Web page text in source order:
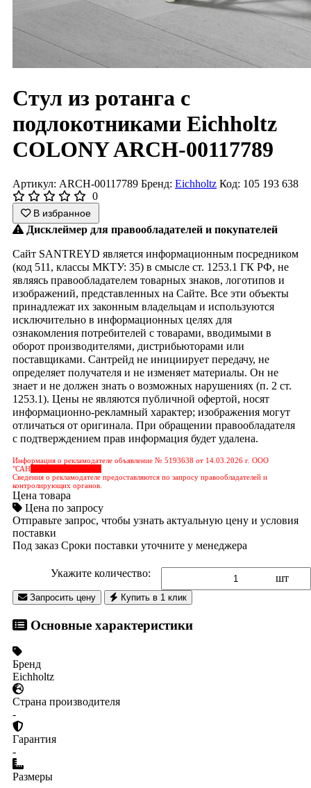
Стул из ротанга с
подлокотниками Eichholtz
COLONY ARCH-00117789
Артикул: ARCH-00117789 Бренд: Eichholtz Код: 105 193 638
0
В избранное
Дисклеймер для правообладателей и покупателей
Сайт SANTREYD является информационным посредником
(код 511, классы МКТУ: 35) в смысле ст. 1253.1 ГК РФ, не
являясь правообладателем товарных знаков, логотипов и
изображений, представленных на Сайте. Все эти объекты
принадлежат их законным владельцам и используются
исключительно в информационных целях для
ознакомления потребителей с товарами, вводимыми в
оборот производителями, дистрибьюторами или
поставщиками. Сантрейд не инициирует передачу, не
определяет получателя и не изменяет материалы. Он не
знает и не должен знать о возможных нарушениях (п. 2 ст.
1253.1). Цены не являются публичной офертой, носят
информационно-рекламный характер; изображения могут
отличаться от оригинала. При обращении правообладателя
с подтверждением прав информация будет удалена.
Информация о рекламодателе объявление № 5193638 от 14.03.2026 г. ООО
"САН
Сведения о рекламодателе предоставляются по запросу правообладателей и
контролирующих органов.
Цена товара
Цена по запросу
Отправьте запрос, чтобы узнать актуальную цену и условия
поставки
Под заказ Сроки поставки уточните у менеджера
Укажите количество: шт
Запросить цену Купить в 1 клик
Основные характеристики
Бренд
Eichholtz
Страна производителя
-
Гарантия
-
Размеры